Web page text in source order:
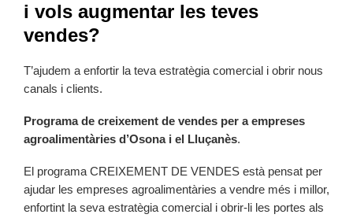
i vols augmentar les teves
vendes?
T’ajudem a enfortir la teva estratègia comercial i obrir nous
canals i clients.
Programa de creixement de vendes per a empreses
agroalimentàries d’Osona i el Lluçanès.
El programa CREIXEMENT DE VENDES està pensat per
ajudar les empreses agroalimentàries a vendre més i millor,
enfortint la seva estratègia comercial i obrir-li les portes als